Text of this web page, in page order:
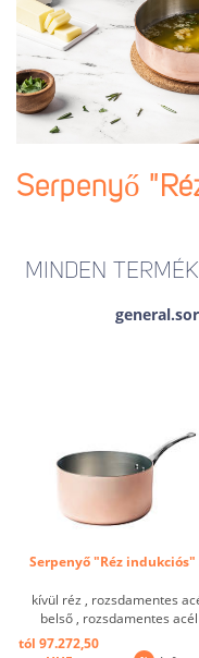
Serpenyő
MINDEN
Serpenyő "Réz indukciós"
kívül réz , rozsdamentes
belső , rozsdamentes acél
fogantyú, mágneses alj ...
tól 97.272,50